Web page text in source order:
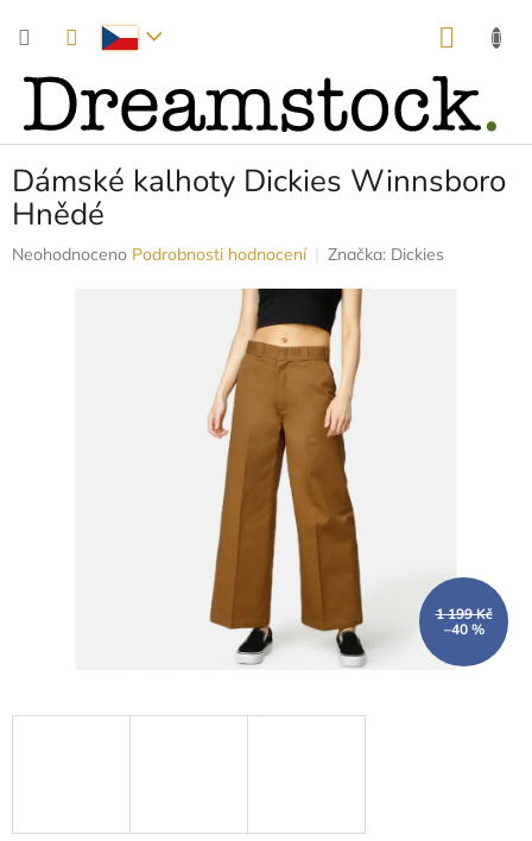
Dámské kalhoty Dickies Winnsboro
Hnědé
Průměrné
Neohodnoceno Podrobnosti hodnocení Značka: Dickies
1 199 Kč
–40 %